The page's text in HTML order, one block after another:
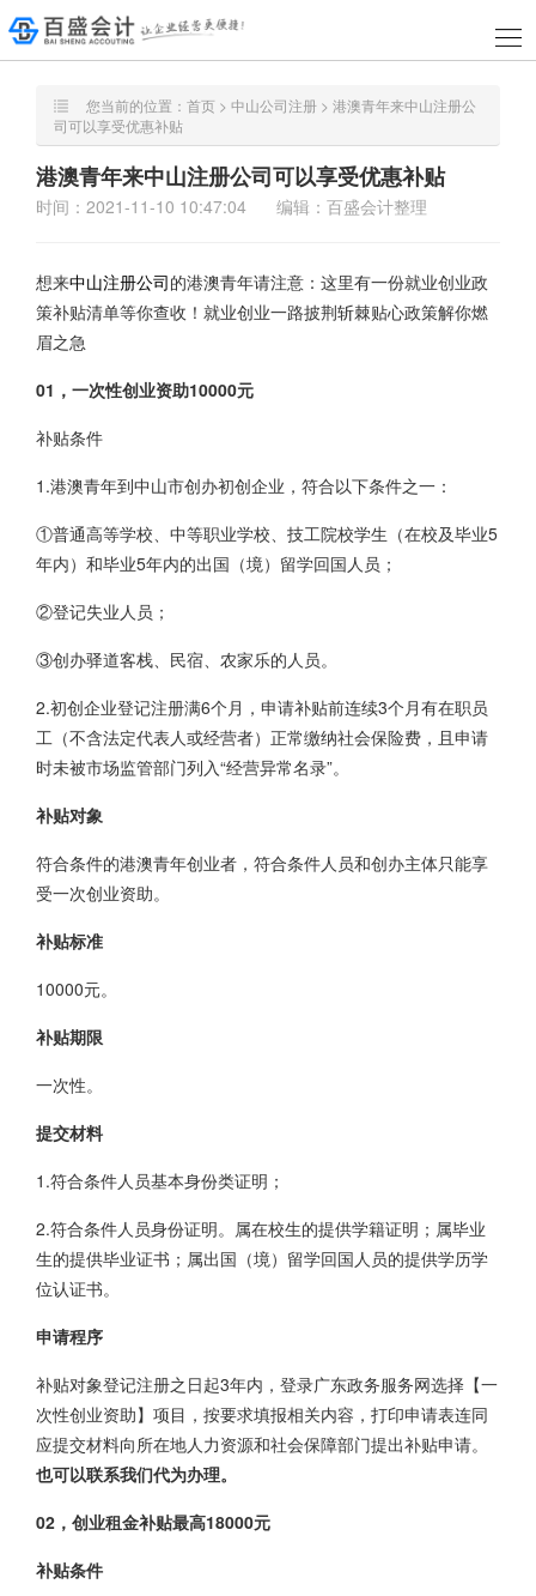
您当前的位置： 首页 > 中山公司注册 > 港澳青年来中山注册公
司可以享受优惠补贴
港澳青年来中山注册公司可以享受优惠补贴
时间：2021-11-10 10:47:04 编辑：百盛会计整理
想来中山注册公司的港澳青年请注意：这里有一份就业创业政
策补贴清单等你查收！就业创业一路披荆斩棘贴心政策解你燃
眉之急
01，一次性创业资助10000元
补贴条件
1.港澳青年到中山市创办初创企业，符合以下条件之一：
①普通高等学校、中等职业学校、技工院校学生（在校及毕业5
年内）和毕业5年内的出国（境）留学回国人员；
②登记失业人员；
③创办驿道客栈、民宿、农家乐的人员。
2.初创企业登记注册满6个月，申请补贴前连续3个月有在职员
工（不含法定代表人或经营者）正常缴纳社会保险费，且申请
时未被市场监管部门列入“经营异常名录”。
补贴对象
符合条件的港澳青年创业者，符合条件人员和创办主体只能享
受一次创业资助。
补贴标准
10000元。
补贴期限
一次性。
提交材料
1.符合条件人员基本身份类证明；
2.符合条件人员身份证明。属在校生的提供学籍证明；属毕业
生的提供毕业证书；属出国（境）留学回国人员的提供学历学
位认证书。
申请程序
补贴对象登记注册之日起3年内，登录广东政务服务网选择【一
次性创业资助】项目，按要求填报相关内容，打印申请表连同
应提交材料向所在地人力资源和社会保障部门提出补贴申请。
也可以联系我们代为办理。
02，创业租金补贴最高18000元
补贴条件